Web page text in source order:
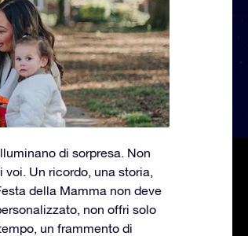
di sorpresa. Non
Un ricordo, una storia,
della Mamma non deve
non offri solo
un frammento di